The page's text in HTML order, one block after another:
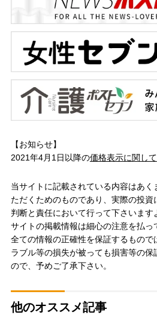
【お知らせ】
2021年4月1日以降の価格表示に関して
当サイトに記載されている内容はあ
ただくためのものであり、実際の投
判断と責任において行って下さいます
サイトの掲載情報は細心の注意を払っ
全ての情報の正確性を保証するもので
ラブル等の損失が被っても損害等の
ので、予めご了承下さい。
他のオススメ記事